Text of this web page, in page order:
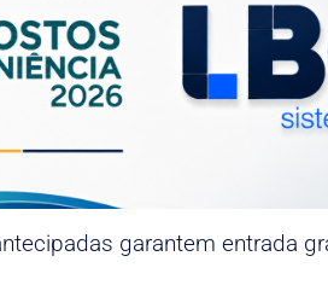
garantem entrada